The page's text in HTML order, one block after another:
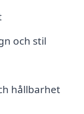
och stil
hållbarhet